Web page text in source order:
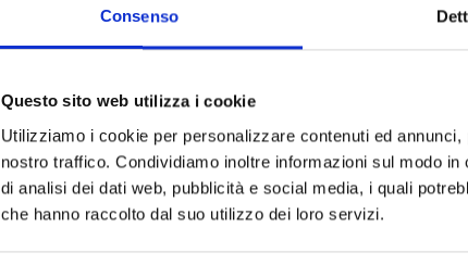
Consenso
Questo sito web utilizza i cookie
Utilizziamo i cookie per personalizzare contenuti ed
nostro traffico. Condividiamo inoltre informazioni sul modo
di analisi dei dati web, pubblicità e social media, i quali
che hanno raccolto dal suo utilizzo dei loro servizi.